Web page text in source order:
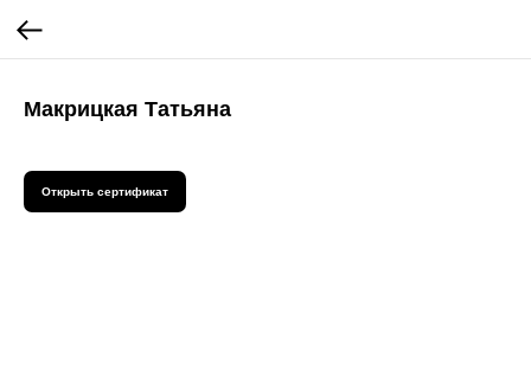
Макрицкая Татьяна
Открыть сертификат